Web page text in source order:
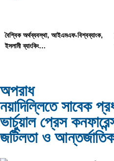
বৈশ্বিক অর্থব্যবস্থা, আইএমএফ-বিশ্বব্যাংক,
ইসলামী ব্যাংকিং…
দক্ষিণ এশিয়ায় ‘জেন-জি’ বিপ্লব: বাংলাদেশ,
…
অপরাধ
নয়াদিল্লিতে সাবেক
ভার্চুয়াল প্রেস
জটিলতা ও